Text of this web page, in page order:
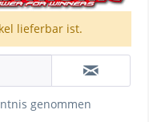
lieferbar ist.
genommen